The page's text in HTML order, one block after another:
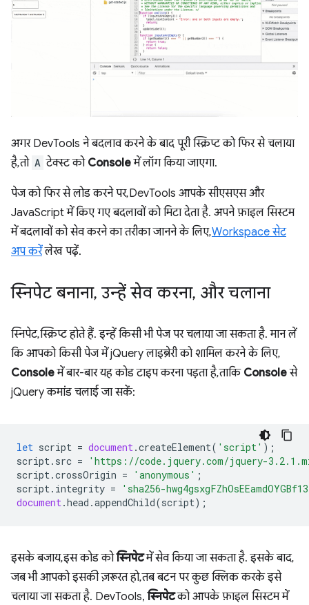
अगर DevTools ने बदलाव करने के बाद पूरी स्क्रिप्ट को फिर से चलाया
है, तो A टेक्स्ट को Consoleमें लॉग किया जाएगा.
पेज को फिर से लोड करने पर, DevTools आपके सीएसएस और
JavaScript में किए गए बदलावों को मिटा देता है. अपने फ़ाइल सिस्टम
में बदलावों को सेव करने का तरीका जानने के लिए,Workspace सेट
अप करेंलेख पढ़ें.
स्निपेट बनाना, उन्हें सेव करना, और चलाना
स्निपेट, स्क्रिप्ट होते हैं. इन्हें किसी भी पेज पर चलाया जा सकता है. मान लें
कि आपको किसी पेज में jQuery लाइब्रेरी को शामिल करने के लिए,
Consoleमें बार-बार यह कोड टाइप करना पड़ता है, ताकि Consoleसे
jQuery कमांड चलाई जा सकें:
let script = document.createElement( 'script' );
script. src =
'https://code.jquery.com/jquery-
script.crossOrigin = 'anonymous' ;
script. integrity =
'sha256-
document.head .appendChild(script);
इसके बजाय, इस कोड कोस्निपेटमें सेव किया जा सकता है. इसके बाद,
जब भी आपको इसकी ज़रूरत हो, तब बटन पर कुछ क्लिक करके इसे
चलाया जा सकता है. DevTools,स्निपेटको आपके फ़ाइल सिस्टम में